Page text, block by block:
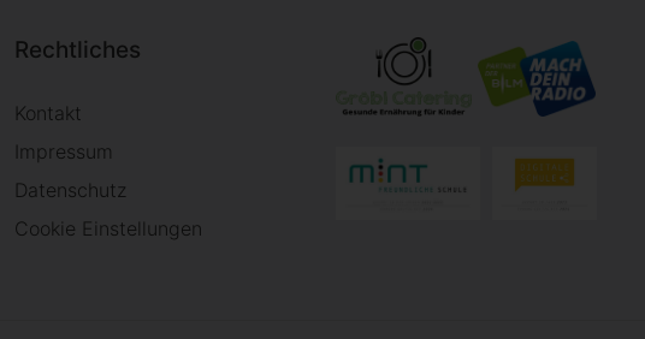
Rechtliches
Kontakt
Impressum
Datenschutz
Cookie Einstellungen